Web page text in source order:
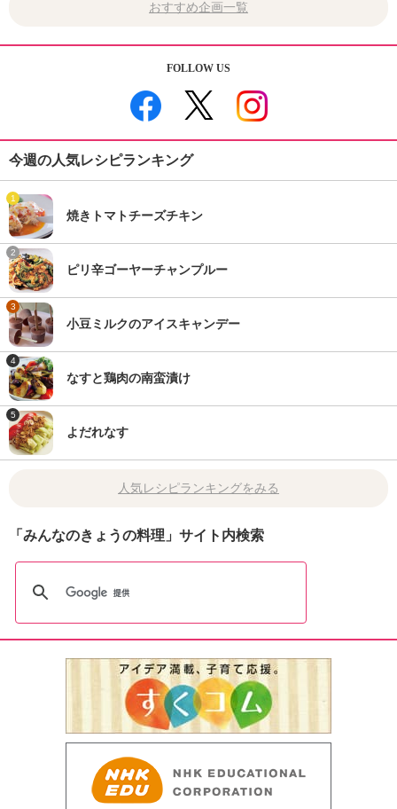
おすすめ企画一覧
FOLLOW US
今週の人気レシピランキング
1
焼きトマトチーズチキン
2
ピリ辛ゴーヤーチャンプルー
3
小豆ミルクのアイスキャンデー
4
なすと鶏肉の南蛮漬け
5
よだれなす
人気レシピランキングをみる
「みんなのきょうの料理」サイト内検索